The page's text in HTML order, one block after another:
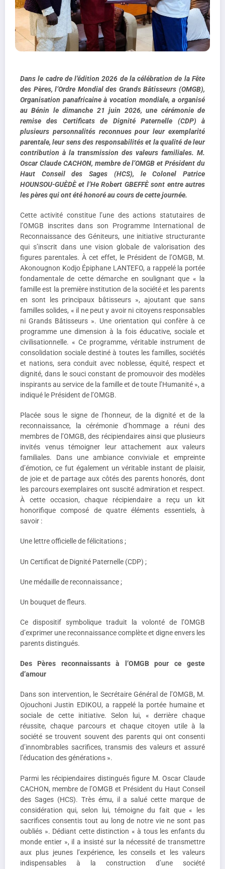
Dans le cadre de l’édition 2026 de la célébration de la Fête
des Pères, l’Ordre Mondial des Grands Bâtisseurs (OMGB),
Organisation panafricaine à vocation mondiale, a organisé
au Bénin le dimanche 21 juin 2026, une cérémonie de
remise des Certificats de Dignité Paternelle (CDP) à
plusieurs personnalités reconnues pour leur exemplarité
parentale, leur sens des responsabilités et la qualité de leur
contribution à la transmission des valeurs familiales. M.
Oscar Claude CACHON, membre de l’OMGB et Président du
Haut Conseil des Sages (HCS), le Colonel Patrice
HOUNSOU-GUÈDÈ et l’He Robert GBEFFÈ sont entre autres
les pères qui ont été honoré au cours de cette journée.
Cette activité constitue l’une des actions statutaires de
l’OMGB inscrites dans son Programme International de
Reconnaissance des Géniteurs, une initiative structurante
qui s’inscrit dans une vision globale de valorisation des
figures parentales. À cet effet, le Président de l’OMGB, M.
Akonougnon Kodjo Épiphane LANTEFO, a rappelé la portée
fondamentale de cette démarche en soulignant que « la
famille est la première institution de la société et les parents
en sont les principaux bâtisseurs », ajoutant que sans
familles solides, « il ne peut y avoir ni citoyens responsables
ni Grands Bâtisseurs ». Une orientation qui confère à ce
programme une dimension à la fois éducative, sociale et
civilisationnelle. « Ce programme, véritable instrument de
consolidation sociale destiné à toutes les familles, sociétés
et nations, sera conduit avec noblesse, équité, respect et
dignité, dans le souci constant de promouvoir des modèles
inspirants au service de la famille et de toute l’Humanité », a
indiqué le Président de l’OMGB.
Placée sous le signe de l’honneur, de la dignité et de la
reconnaissance, la cérémonie d’hommage a réuni des
membres de l’OMGB, des récipiendaires ainsi que plusieurs
invités venus témoigner leur attachement aux valeurs
familiales. Dans une ambiance conviviale et empreinte
d’émotion, ce fut également un véritable instant de plaisir,
de joie et de partage aux côtés des parents honorés, dont
les parcours exemplaires ont suscité admiration et respect.
À cette occasion, chaque récipiendaire a reçu un kit
honorifique composé de quatre éléments essentiels, à
savoir :
Une lettre officielle de félicitations ;
Un Certificat de Dignité Paternelle (CDP) ;
Une médaille de reconnaissance ;
Un bouquet de fleurs.
Ce dispositif symbolique traduit la volonté de l’OMGB
d’exprimer une reconnaissance complète et digne envers les
parents distingués.
Des Pères reconnaissants à l’OMGB pour ce geste
d’amour
Dans son intervention, le Secrétaire Général de l’OMGB, M.
Ojouchoni Justin EDIKOU, a rappelé la portée humaine et
sociale de cette initiative. Selon lui, « derrière chaque
réussite, chaque parcours et chaque citoyen utile à la
société se trouvent souvent des parents qui ont consenti
d’innombrables sacrifices, transmis des valeurs et assuré
l’éducation des générations ».
Parmi les récipiendaires distingués figure M. Oscar Claude
CACHON, membre de l’OMGB et Président du Haut Conseil
des Sages (HCS). Très ému, il a salué cette marque de
considération qui, selon lui, témoigne du fait que « les
sacrifices consentis tout au long de notre vie ne sont pas
oubliés ». Dédiant cette distinction « à tous les enfants du
monde entier », il a insisté sur la nécessité de transmettre
aux plus jeunes l’expérience, les conseils et les valeurs
indispensables à la construction d’une société